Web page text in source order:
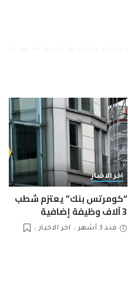
اخر الاخبار
“كومرتس بنك” يعتزم شطب
3 آلاف وظيفة إضافية
منذ 3 أشهر اخر الاخبار